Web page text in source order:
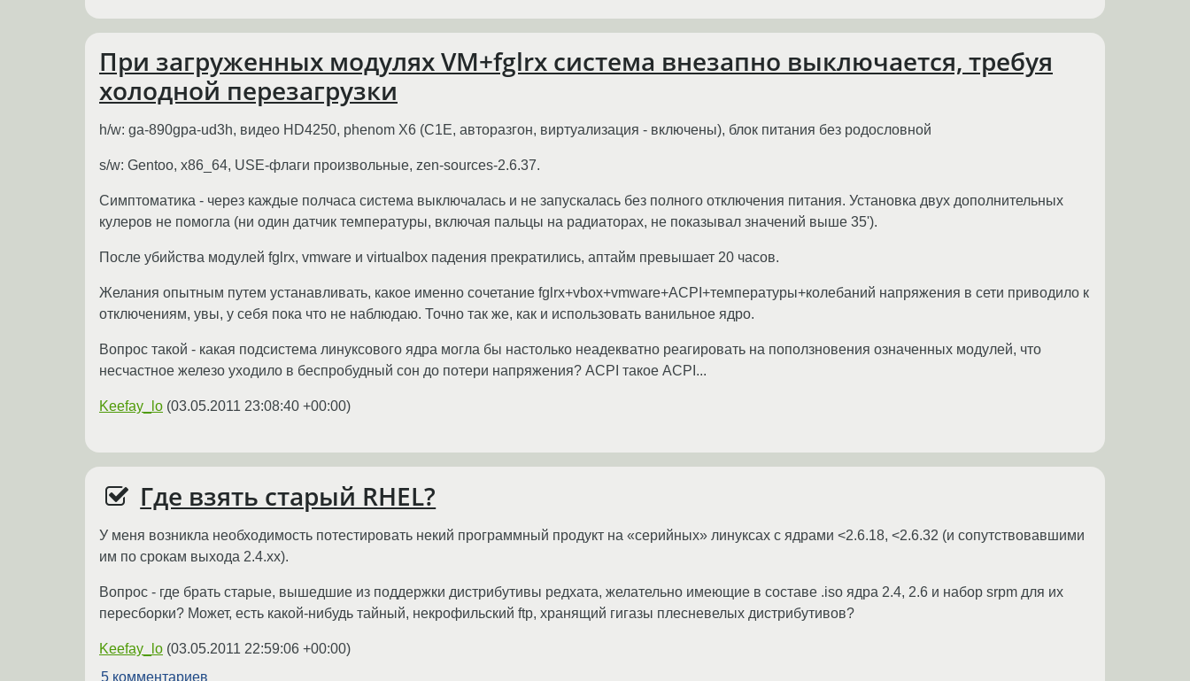
При загруженных модулях VM+fglrx система внезапно выключается, требуя
холодной перезагрузки
h/w: ga-890gpa-ud3h, видео HD4250, phenom X6 (C1E, авторазгон, виртуализация - включены), блок питания без родословной
s/w: Gentoo, x86_64, USE-флаги произвольные, zen-sources-2.6.37.
Симптоматика - через каждые полчаса система выключалась и не запускалась без полного отключения питания. Установка двух дополнительных
кулеров не помогла (ни один датчик температуры, включая пальцы на радиаторах, не показывал значений выше 35').
После убийства модулей fglrx, vmware и virtualbox падения прекратились, аптайм превышает 20 часов.
Желания опытным путем устанавливать, какое именно сочетание fglrx+vbox+vmware+ACPI+температуры+колебаний напряжения в сети приводило к
отключениям, увы, у себя пока что не наблюдаю. Точно так же, как и использовать ванильное ядро.
Вопрос такой - какая подсистема линуксового ядра могла бы настолько неадекватно реагировать на поползновения означенных модулей, что
несчастное железо уходило в беспробудный сон до потери напряжения? ACPI такое ACPI...
Keefay_lo (03.05.2011 23:08:40 +00:00)
Где взять старый RHEL?
У меня возникла необходимость потестировать некий программный продукт на «серийных» линуксах с ядрами <2.6.18, <2.6.32 (и сопутствовавшими
им по срокам выхода 2.4.xx).
Вопрос - где брать старые, вышедшие из поддержки дистрибутивы редхата, желательно имеющие в составе .iso ядра 2.4, 2.6 и набор srpm для их
пересборки? Может, есть какой-нибудь тайный, некрофильский ftp, хранящий гигазы плесневелых дистрибутивов?
Keefay_lo (03.05.2011 22:59:06 +00:00)
5 комментариев